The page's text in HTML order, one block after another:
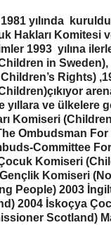
yılında
Hakları Komitesi
1993 yılına
in
Rights)
yıllara ve ülkelere
Komiseri
Ombudsman
Committee
Komiseri
Komiseri
People) 2003
2004 İskoçya
Scotland)